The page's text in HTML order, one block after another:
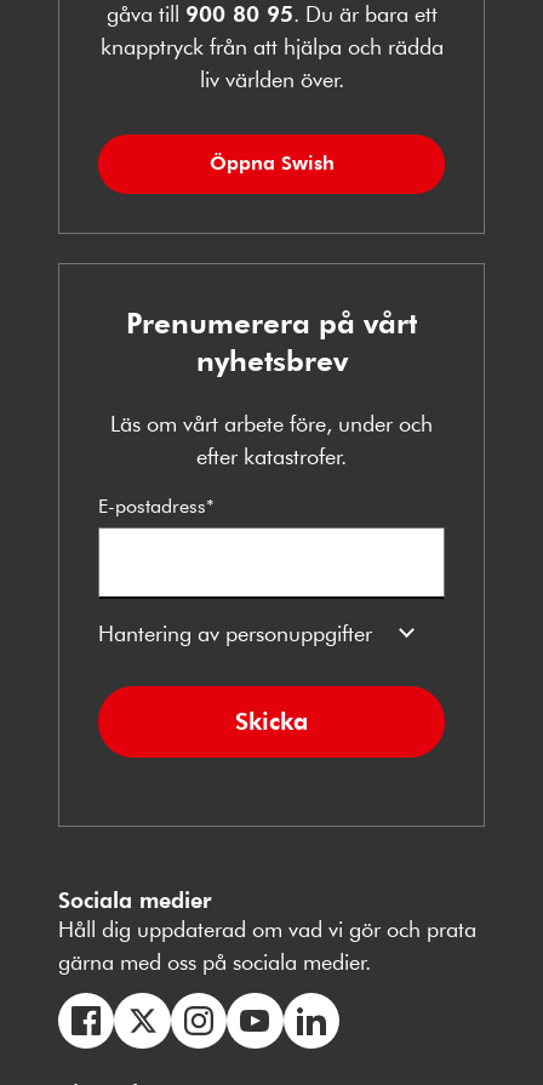
gåva till 900 80 95. Du är bara ett
knapptryck från att hjälpa och rädda
liv världen över.
Öppna Swish
Prenumerera på vårt
nyhetsbrev
Läs om vårt arbete före, under och
efter katastrofer.
E-postadress*
Hantering av personuppgifter
Skicka
Sociala medier
Håll dig uppdaterad om vad vi gör och prata
gärna med oss på sociala medier.